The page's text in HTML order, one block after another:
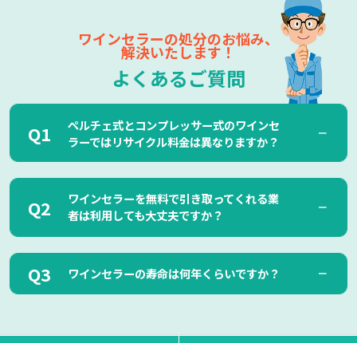
ワインセラーの処分のお悩み、
解決いたします！
よくあるご質問
ペルチェ式とコンプレッサー式のワインセ
ラーではリサイクル料金は異なりますか？
「コンプレッサー式」が存在しますが、これらの違いはリサ
イクル料金には影響しません。
リサイクル料金はワインセラーのサイズと、製造メーカーに
よって異なります。
サイズが大きく、シェア度が高くないメーカーのワインセラ
ーはリサイクル料金が高くなる傾向にあります。
ワインセラーを無料で引き取ってくれる業
者は利用しても大丈夫ですか？
ている業者は利用しないようにしましょう。
回収は無料と謳いつつ、実はトラックへの積み込みや処分場
ワインセラーの寿命は何年くらいですか？
れています。